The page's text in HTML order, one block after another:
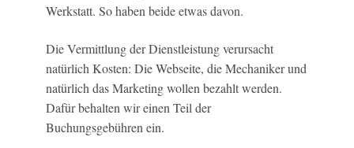
Werkstatt. So haben beide etwas davon.
Die Vermittlung der Dienstleistung verursacht
natürlich Kosten: Die Webseite, die Mechaniker und
natürlich das Marketing wollen bezahlt werden.
Dafür behalten wir einen Teil der
Buchungsgebühren ein.